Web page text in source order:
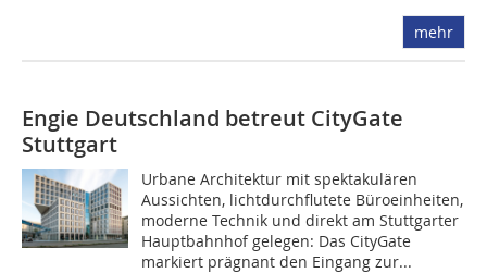
mehr
Engie Deutschland betreut CityGate
Stuttgart
Urbane Architektur mit spektakulären
Aussichten, lichtdurchflutete Büroeinheiten,
moderne Technik und direkt am Stuttgarter
Hauptbahnhof gelegen: Das CityGate
markiert prägnant den Eingang zur...